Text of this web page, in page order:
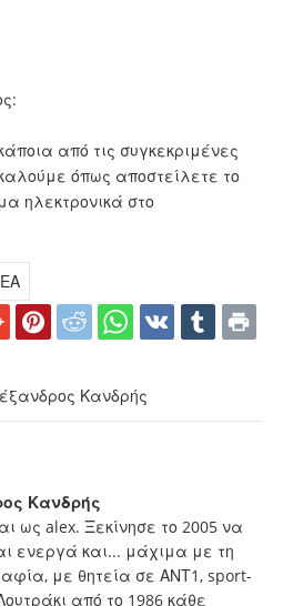
από τις συγκεκριμένες
όπως αποστείλετε το
ηλεκτρονικά στο
Κανδρής
Κανδρής
ως alex. Ξεκίνησε το 2005 να
ενεργά και... μάχιμα με τη
με θητεία σε ΑΝΤ1, sport-
από το 1986 κάθε